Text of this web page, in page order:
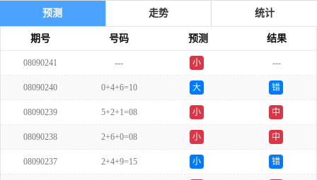
预测 走势 统计
期号 号码 预测 结果
08090241 ---
小
---
08090240 0+4+6=10 大 错
08090239 5+2+1=08 小 中
08090238 2+6+0=08 小 中
08090237 2+4+9=15 小 错